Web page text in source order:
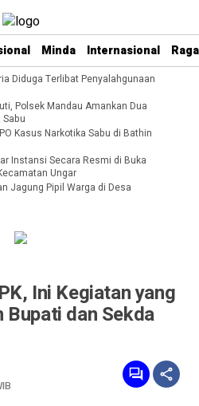
Minda Internasional
Diduga Terlibat Penyalahgunaan
Polsek Mandau Amankan Dua
Kasus Narkotika Sabu di Bathin
Instansi Secara Resmi di Buka
Ungar
Jagung Pipil Warga di Desa
Ini Kegiatan yang
Bupati dan Sekda